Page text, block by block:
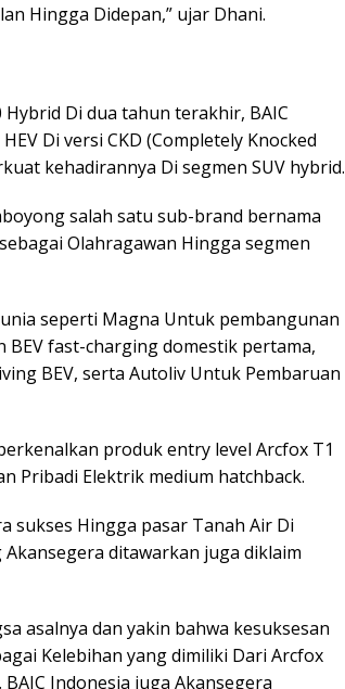
Hingga Didepan,” ujar Dhani.
Hybrid Di dua tahun terakhir, BAIC
Di versi CKD (Completely Knocked
kehadirannya Di segmen SUV hybrid.
salah satu sub-brand bernama
Olahragawan Hingga segmen
seperti Magna Untuk pembangunan
BEV fast-charging domestik pertama,
BEV, serta Autoliv Untuk Pembaruan
produk entry level Arcfox T1
Pribadi Elektrik medium hatchback.
sukses Hingga pasar Tanah Air Di
ditawarkan juga diklaim
asalnya dan yakin bahwa kesuksesan
Kelebihan yang dimiliki Dari Arcfox
Indonesia juga Akansegera